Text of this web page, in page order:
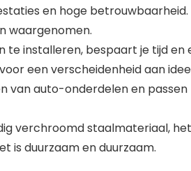
en hoge
waargenomen.
te installeren, bespaart je tijd en
een verscheidenheid aan
van auto-onderdelen en
verchroomd staalmateriaal,
is duurzaam en duurzaam.